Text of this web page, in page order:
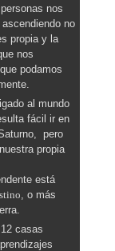
nos
no
propia y la
nos
podamos
al mundo
fácil ir en
pero
propia
está
, o más
casas